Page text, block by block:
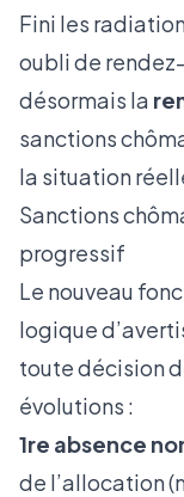
Fini les
oubli de
désormais la
sanctions
la situation
Sanctions
progressif
Le nouveau
logique
toute décision
évolutions :
1re absence
de l’allocation